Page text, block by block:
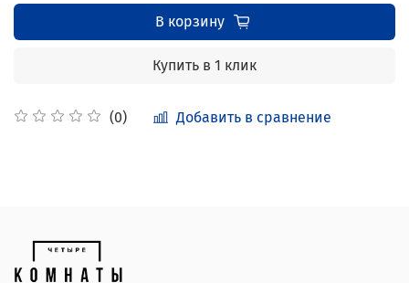
(0) Добавить в сравнение
В корзину
Купить в 1 клик